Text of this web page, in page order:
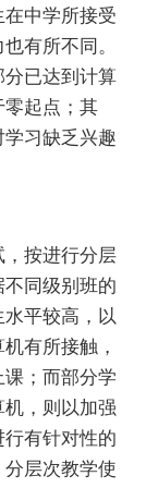
中学所接受
有所不同。
分已达到计算
零起点；其
习缺乏兴趣
按进行分层
同级别班的
平较高，以
有所接触，
；而部分学
，则以加强
有针对性的
层次教学使